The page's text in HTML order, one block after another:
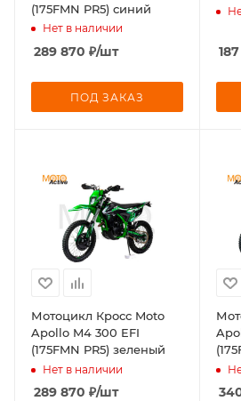
(175FMN PR5) синий
Нет в наличии
289 870 ₽/шт
ПОД ЗАКАЗ
Мотоцикл Кросс Moto
Apollo M4 300 EFI
(175FMN PR5) зеленый
Нет в наличии
289 870 ₽/шт